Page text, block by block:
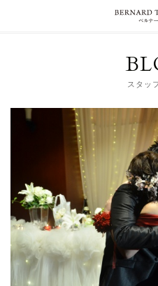
スタッ